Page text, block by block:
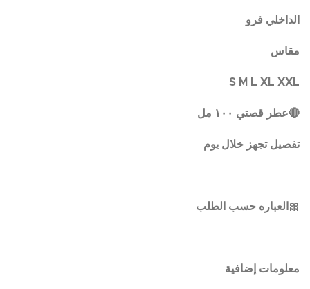
الداخلي فرو
مقاس
S M L XL XXL
🔴عطر قصتي ١٠٠ مل
تفصيل تجهز خلال يوم
🎀العباره حسب الطلب
معلومات إضافية